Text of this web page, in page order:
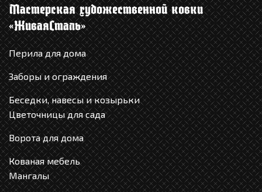
Мастерская художественной ковки
«ЖиваяCталь»
Перила для дома
Заборы и ограждения
Беседки, навесы и козырьки
Цветочницы для сада
Ворота для дома
Кованая мебель
Мангалы